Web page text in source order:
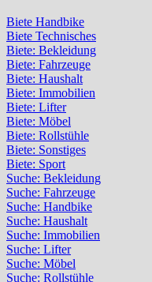
Biete Handbike
Biete Technisches
Biete: Bekleidung
Biete: Fahrzeuge
Biete: Haushalt
Biete: Immobilien
Biete: Lifter
Biete: Möbel
Biete: Rollstühle
Biete: Sonstiges
Biete: Sport
Suche: Bekleidung
Suche: Fahrzeuge
Suche: Handbike
Suche: Haushalt
Suche: Immobilien
Suche: Lifter
Suche: Möbel
Suche: Rollstühle